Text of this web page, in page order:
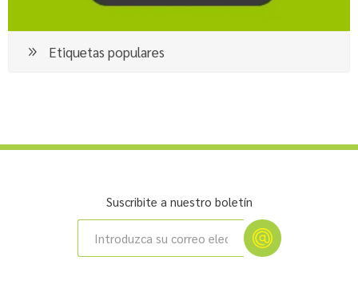
Etiquetas populares
Suscribite a nuestro boletín